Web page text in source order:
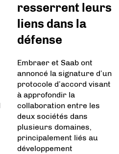
resserrent leurs
liens dans la
défense
Embraer et Saab ont
annoncé la signature d’un
protocole d’accord visant
à approfondir la
collaboration entre les
deux sociétés dans
plusieurs domaines,
principalement liés au
développement